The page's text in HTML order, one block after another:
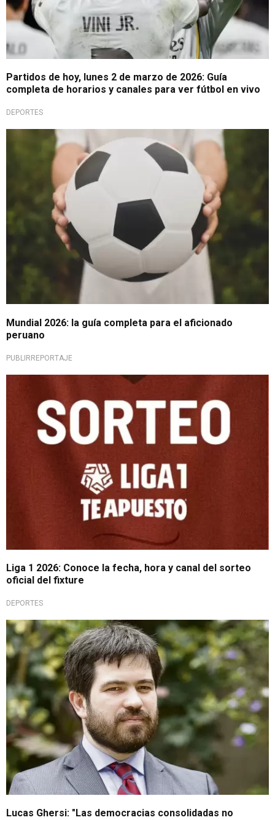
Partidos de hoy, lunes 2 de marzo de 2026: Guía
completa de horarios y canales para ver fútbol en vivo
DEPORTES
¡Haz tu plan y sé parte de la historia!
Mundial 2026: la guía completa para el aficionado
peruano
PUBLIRREPORTAJE
Liga 1 2026: Conoce la fecha, hora y canal del sorteo
oficial del fixture
DEPORTES
39 organizaciones
Lucas Ghersi: "Las democracias consolidadas no